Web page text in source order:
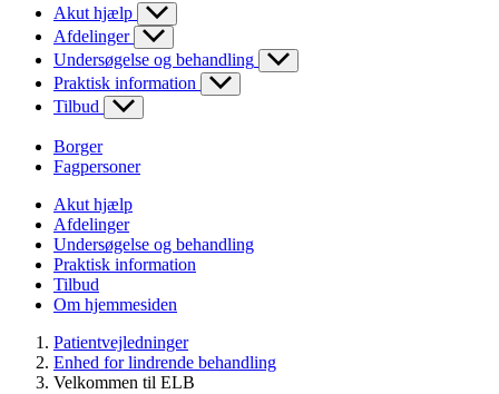
Akut hjælp
Afdelinger
Undersøgelse og behandling
Praktisk information
Tilbud
Borger
Fagpersoner
Akut hjælp
Afdelinger
Undersøgelse og behandling
Praktisk information
Tilbud
Om hjemmesiden
Patientvejledninger
Enhed for lindrende behandling
Velkommen til ELB